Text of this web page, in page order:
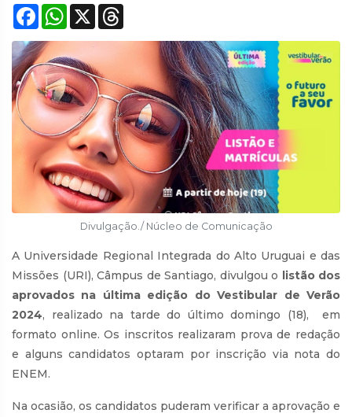
Facebook
WhatsApp
X Threads
Divulgação./ Núcleo de Comunicação
A Universidade Regional Integrada do Alto Uruguai e das
Missões (URI), Câmpus de Santiago, divulgou o listão dos
aprovados na última edição do Vestibular de Verão
2024, realizado na tarde do último domingo (18), em
formato online. Os inscritos realizaram prova de redação
e alguns candidatos optaram por inscrição via nota do
ENEM.
Na ocasião, os candidatos puderam verificar a aprovação e